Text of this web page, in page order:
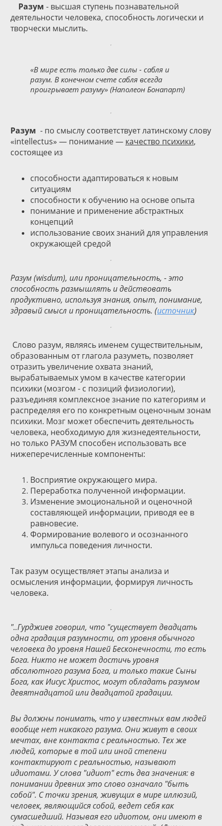
Разум - высшая ступень познавательной
деятельности человека, способность логически и
творчески мыслить.
«В мире есть только две силы - сабля и
разум. В конечном счете сабля всегда
проигрывает разуму» (Наполеон Бонапарт)
Разум - по смыслу соответствует латинскому слову
«intellectus» — понимание — качество психики,
состоящее из
способности адаптироваться к новым
ситуациям
способности к обучению на основе опыта
понимание и применение абстрактных
концепций
использование своих знаний для управления
окружающей средой
Разум (wisdum), или проницательность, - это
способность размышлять и действовать
продуктивно, используя знания, опыт, понимание,
здравый смысл и проницательность. (источник)
Слово разум, являясь именем существительным,
образованным от глагола разуметь, позволяет
отразить увеличение охвата знаний,
вырабатываемых умом в качестве категории
психики (мозгом - с позиций физиологии),
разъединяя комплексное знание по категориям и
распределяя его по конкретным оценочным зонам
психики. Мозг может обеспечить деятельность
человека, необходимую для жизнедеятельности,
но только РАЗУМ способен использовать все
нижеперечисленные компоненты:
Восприятие окружающего мира.
Переработка полученной информации.
Изменение эмоциональной и оценочной
составляющей информации, приводя ее в
равновесие.
Формирование волевого и осознанного
импульса поведения личности.
Так разум осуществляет этапы анализа и
осмысления информации, формируя личность
человека.
"..Гурджиев говорил, что "существует двадцать
одна градация разумности, от уровня обычного
человека до уровня Нашей Бесконечности, то есть
Бога. Никто не может достичь уровня
абсолютного разума Бога, и только такие Сыны
Бога, как Иисус Христос, могут обладать разумом
девятнадцатой или двадцатой градации.
Вы должны понимать, что у известных вам людей
вообще нет никакого разума. Они живут в своих
мечтах, вне контакта с реальностью. Тех же
людей, которые в той или иной степени
контактируют с реальностью, называют
идиотами. У слова "идиот" есть два значения: в
понимании древних это слово означало "быть
собой". С точки зрения, живущих в мире иллюзий,
человек, являющийся собой, ведет себя как
сумасшедший. Называя его идиотом, они имеют в